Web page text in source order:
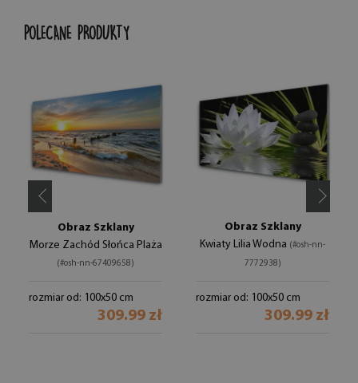
POLECANE PRODUKTY
Obraz Szklany
Morze Zachód Słońca Plaża
(#osh-nn-67409658)
rozmiar od: 100x50 cm
309.99 zł
Obraz Szklany
Kwiaty Lilia Wodna (#osh-nn-
7772938)
rozmiar od: 100x50 cm
309.99 zł